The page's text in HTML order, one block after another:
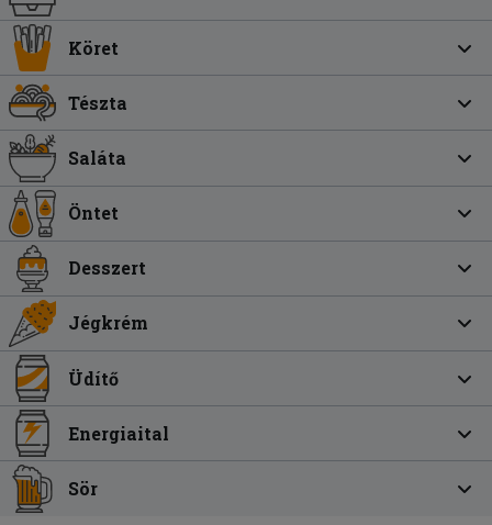
Köret
Tészta
Saláta
Öntet
Desszert
Jégkrém
Üdítő
Energiaital
Sör